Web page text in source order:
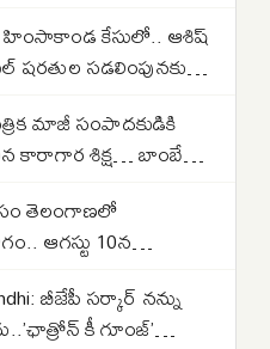
హింసాకాండ కేసులో.. ఆశిష్
సడలింపునకు
మాజీ సంపాదకుడికి
కారాగార శిక్ష… బాంబే
తెలంగాణలో
ఆగస్టు 10న
బీజేపీ సర్కార్ నన్ను
కీ గూంజ్’